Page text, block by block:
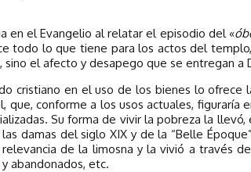
en el Evangelio al relatar el episodio del «
todo lo que tiene para los actos del
el afecto y desapego que se entregan a
cristiano en el uso de los bienes lo ofrece
que, conforme a los usos actuales, figuraría
Su forma de vivir la pobreza la
damas del siglo XIX y de la “Belle
de la limosna y la vivió a través
abandonados, etc.